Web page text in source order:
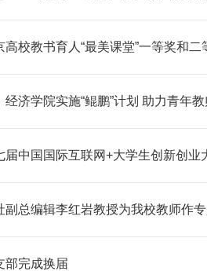
校教书育人“最美课堂”一等奖和二
经济学院实施“鲲鹏”计划 助力青年
届中国国际互联网+大学生创新创业
副总编辑李红岩教授为我校教师作
部完成换届​